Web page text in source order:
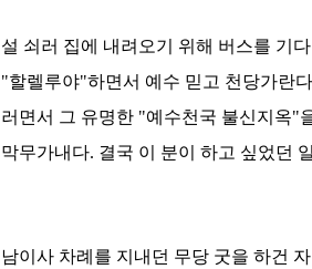
설 쇠러 집에 내려오기 위해 버스를 기
"할렐루야"하면서 예수 믿고 천당가란
러면서 그 유명한 "예수천국 불신지옥"
막무가내다. 결국 이 분이 하고 싶었던
남이사 차례를 지내던 무당 굿을 하건